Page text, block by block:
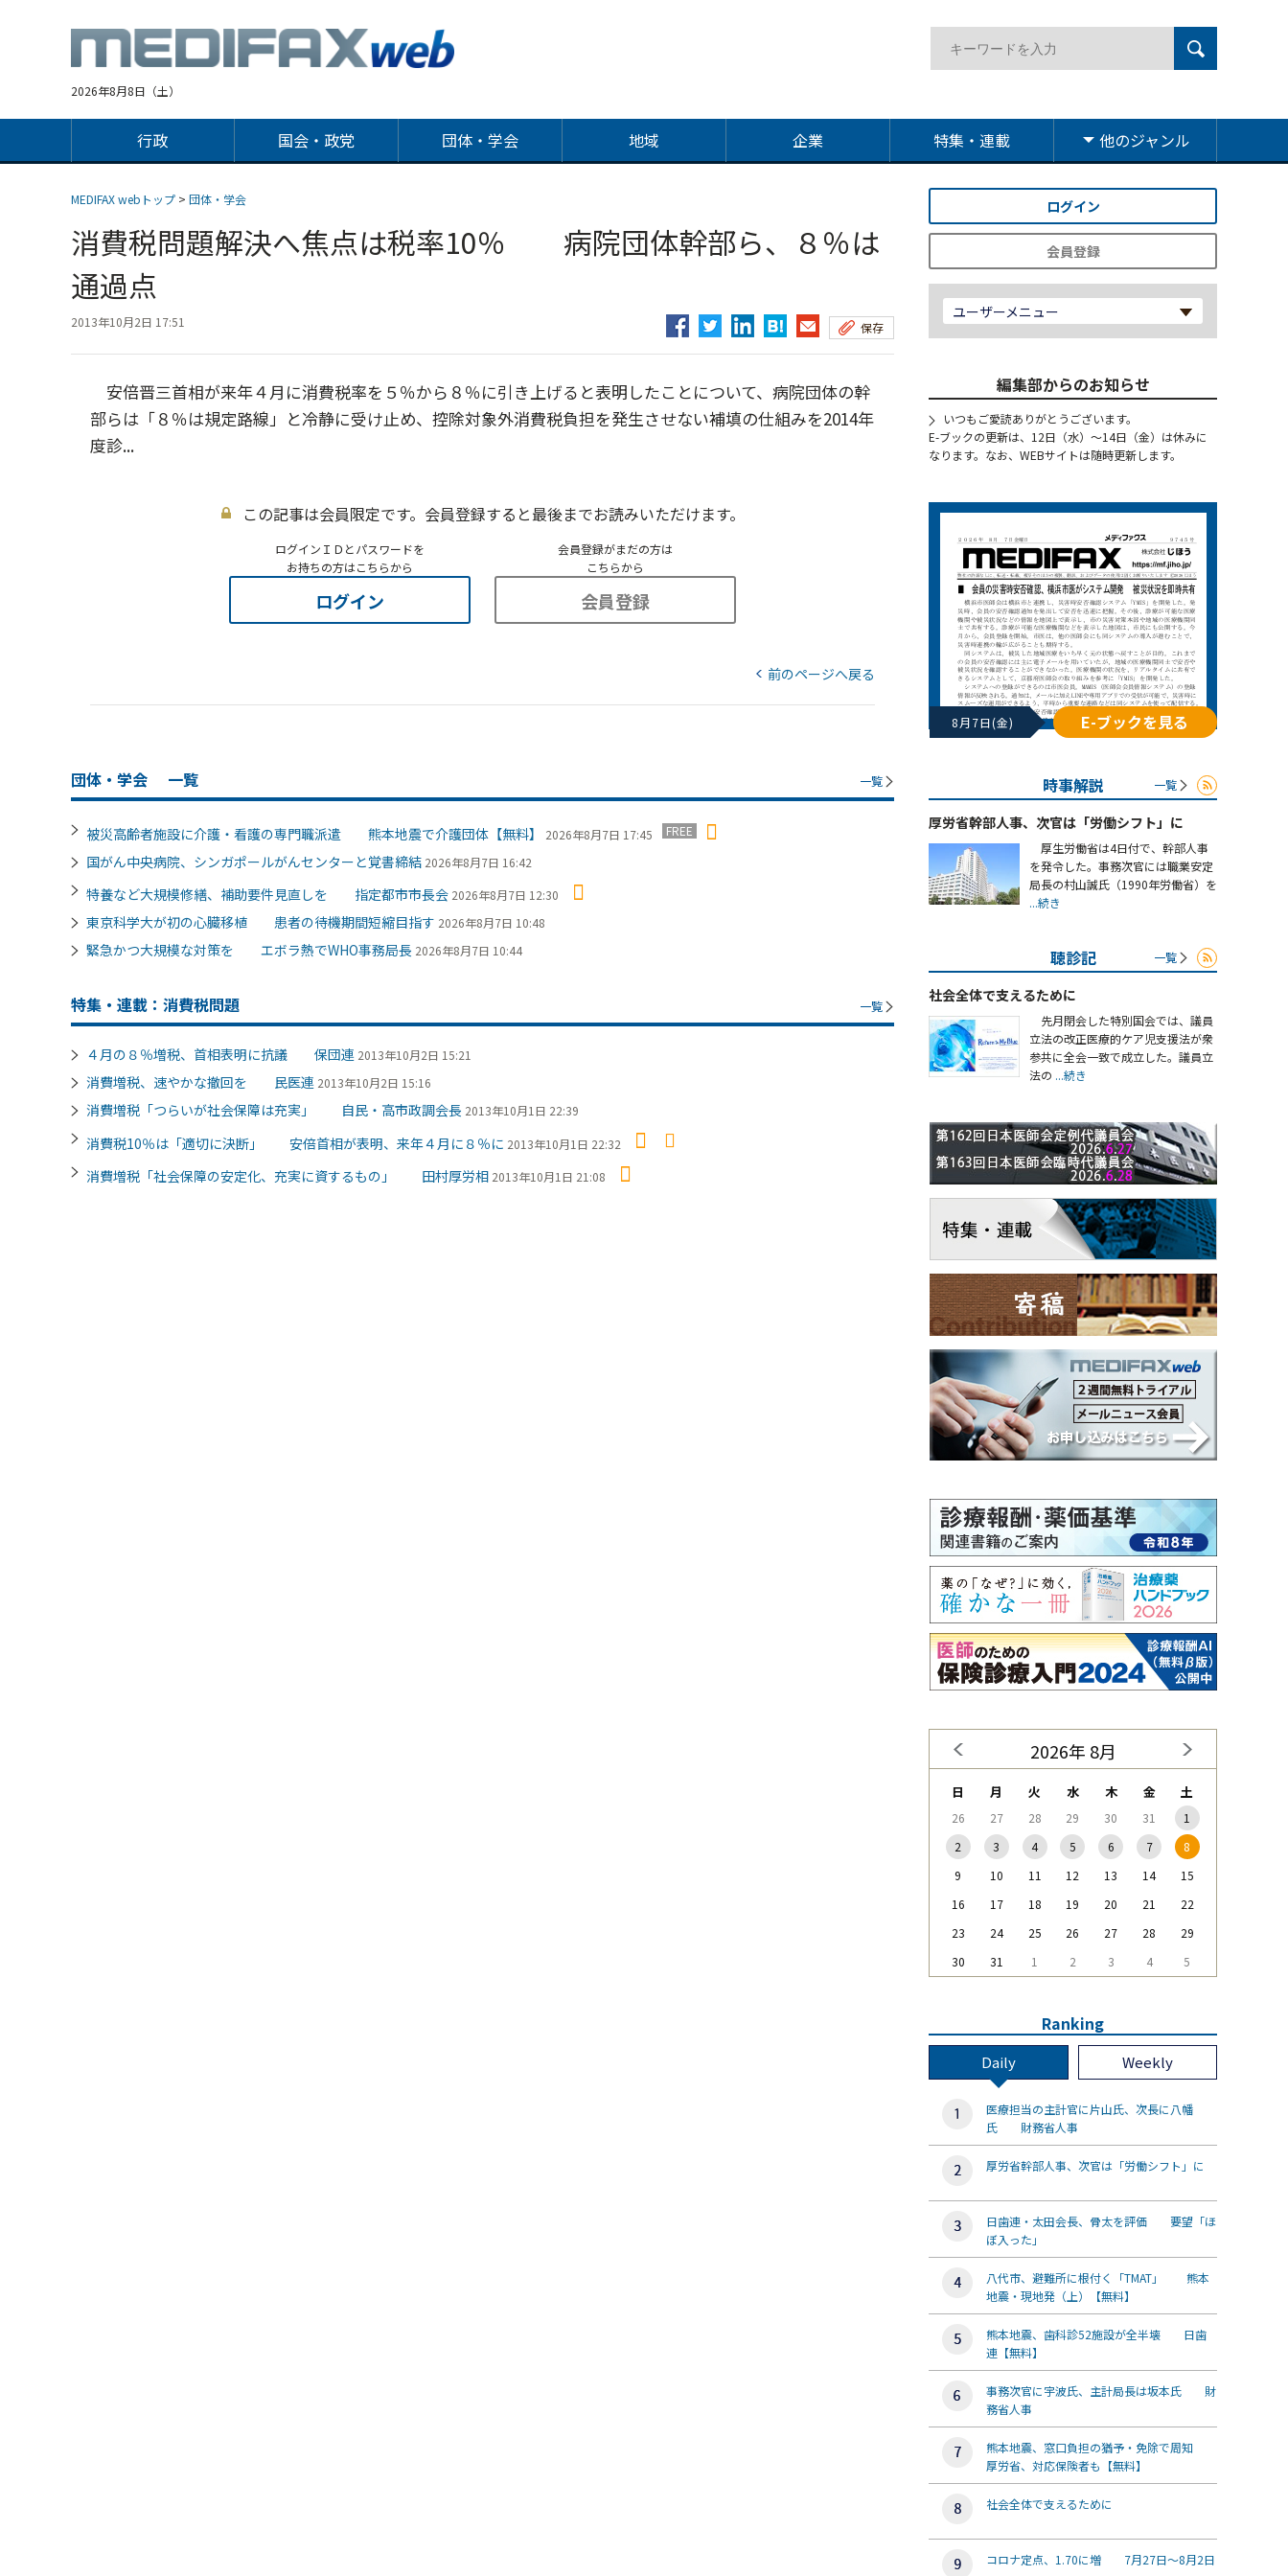
2026年8月8日（土）
行政 国会・政党 団体・学会 地域 企業 特集・連載 他のジャンル
MEDIFAX webトップ > 団体・学会
消費税問題解決へ焦点は税率10％ 病院団体幹部ら、８％は
通過点
2013年10月2日 17:51 保存
安倍晋三首相が来年４月に消費税率を５％から８％に引き上げると表明したことについて、病院団体の幹
部らは「８％は規定路線」と冷静に受け止め、控除対象外消費税負担を発生させない補填の仕組みを2014年
度診...
この記事は会員限定です。会員登録すると最後までお読みいただけます。
ログインＩＤとパスワードを
お持ちの方はこちらから
ログイン
会員登録がまだの方は
こちらから
会員登録
前のページへ戻る
団体・学会 一覧 一覧
被災高齢者施設に介護・看護の専門職派遣 熊本地震で介護団体【無料】 2026年8月7日 17:45 FREE
国がん中央病院、シンガポールがんセンターと覚書締結 2026年8月7日 16:42
特養など大規模修繕、補助要件見直しを 指定都市市長会 2026年8月7日 12:30
東京科学大が初の心臓移植 患者の待機期間短縮目指す 2026年8月7日 10:48
緊急かつ大規模な対策を エボラ熱でWHO事務局長 2026年8月7日 10:44
特集・連載：消費税問題 一覧
４月の８％増税、首相表明に抗議 保団連 2013年10月2日 15:21
消費増税、速やかな撤回を 民医連 2013年10月2日 15:16
消費増税「つらいが社会保障は充実」 自民・高市政調会長 2013年10月1日 22:39
消費税10％は「適切に決断」 安倍首相が表明、来年４月に８％に 2013年10月1日 22:32
消費増税「社会保障の安定化、充実に資するもの」 田村厚労相 2013年10月1日 21:08
ログイン
会員登録
ユーザーメニュー
編集部からのお知らせ
いつもご愛読ありがとうございます。
E-ブックの更新は、12日（水）～14日（金）は休みに
なります。なお、WEBサイトは随時更新します。
8月7日(金) E-ブックを見る
時事解説 一覧
厚労省幹部人事、次官は「労働シフト」に
厚生労働省は4日付で、幹部人事
を発令した。事務次官には職業安定
局長の村山誠氏（1990年労働省）を
...続き
聴診記 一覧
社会全体で支えるために
先月閉会した特別国会では、議員
立法の改正医療的ケア児支援法が衆
参共に全会一致で成立した。議員立
法の ...続き
2026年 8月
日 月 火 水 木 金 土
26 27 28 29 30 31
1
2
3 4 5 6 7
8
9
10 11 12 13 14
15
16
17 18 19 20 21
22
23
24 25 26 27 28
29
30
31 1 2 3 4 5
Ranking
Daily Weekly
医療担当の主計官に片山氏、次長に八幡
氏 財務省人事
厚労省幹部人事、次官は「労働シフト」に
日歯連・太田会長、骨太を評価 要望「ほ
ぼ入った」
八代市、避難所に根付く「TMAT」 熊本
地震・現地発（上）【無料】
熊本地震、歯科診52施設が全半壊 日歯
連【無料】
事務次官に宇波氏、主計局長は坂本氏 財
務省人事
熊本地震、窓口負担の猶予・免除で周知
厚労省、対応保険者も【無料】
社会全体で支えるために
コロナ定点、1.70に増 7月27日～8月2日